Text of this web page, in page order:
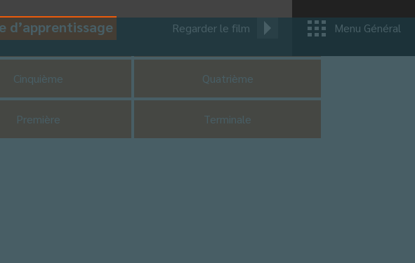
d’apprentissage Regarder le film Menu Général
UNSS
Cinquième Quatrième
Première Terminale